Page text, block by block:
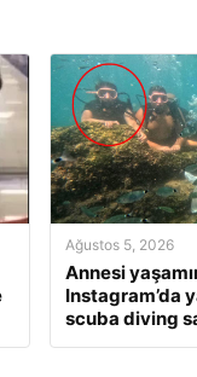
Ağustos 5, 2026
Annesi
Instagram’da
scuba diving